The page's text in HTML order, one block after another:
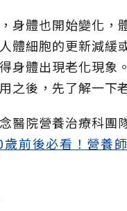
身體也開始變化，
體細胞的更新減緩
身體出現老化現象
之後，先了解一下
念醫院營養治療科團
歲前後必看！營養